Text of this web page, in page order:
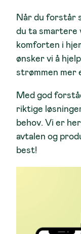
Når du forstår
du ta smartere
komforten i
ønsker vi å
strømmen mer
Med god
riktige
behov. Vi er
avtalen og
best!